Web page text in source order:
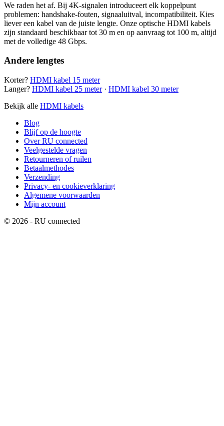
We raden het af. Bij 4K-signalen introduceert elk koppelpunt
problemen: handshake-fouten, signaaluitval, incompatibiliteit. Kies
liever een kabel van de juiste lengte. Onze optische HDMI kabels
zijn standaard beschikbaar tot 30 m en op aanvraag tot 100 m, altijd
met de volledige 48 Gbps.
Andere lengtes
Korter? HDMI kabel 15 meter
Langer? HDMI kabel 25 meter· HDMI kabel 30 meter
Bekijk alle HDMI kabels
Blog
Blijf op de hoogte
Over RU connected
Veelgestelde vragen
Retourneren of ruilen
Betaalmethodes
Verzending
Privacy- en cookieverklaring
Algemene voorwaarden
Mijn account
© 2026 - RU connected